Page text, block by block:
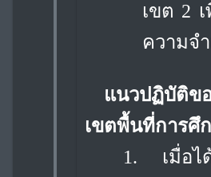
เขต 2
ความจ
แนวปฏิบัติข
เขตพื้นที่การศึ
1.
เมื่อไ